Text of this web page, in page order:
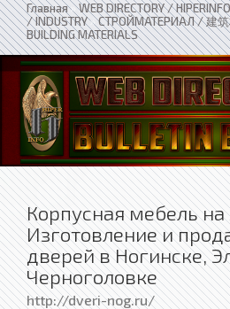
Главная»WEB DIRECTORY / HIPERINFO
/ INDUSTRY»СТРОЙМАТЕРИАЛ / 建筑
BUILDING MATERIALS
Корпусная мебель на
Изготовление и
дверей в Ногинске,
Черноголовке
http://dveri-nog.ru/